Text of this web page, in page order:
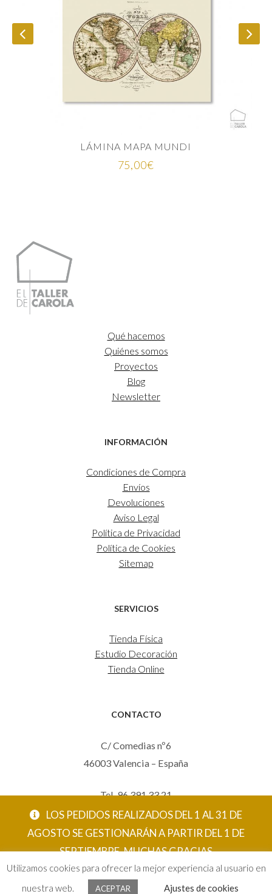
LOS PEDIDOS REALIZADOS DEL 1 AL 31 DE
AGOSTO SE GESTIONARÁN A PARTIR DEL 1 DE
SEPTIEMBRE. MUCHAS GRACIAS
ACEPTAR
LÁMINA MAPA MUNDI
€
Qué hacemos
Quiénes somos
Proyectos
Blog
Newsletter
INFORMACIÓN
Condiciones de Compra
Envíos
Devoluciones
Aviso Legal
Política de Privacidad
Política de Cookies
Sitemap
SERVICIOS
Tienda Física
Estudio Decoración
Tienda Online
CONTACTO
C/ Comedias nº6
46003 Valencia – España
Tel. 96 391 33 21
Mov. 620 123 461
carola@eltallerdecarola.com
Utilizamos cookies para ofrecer la mejor experiencia al usuario en
nuestra web.
ACEPTAR Ajustes de cookies